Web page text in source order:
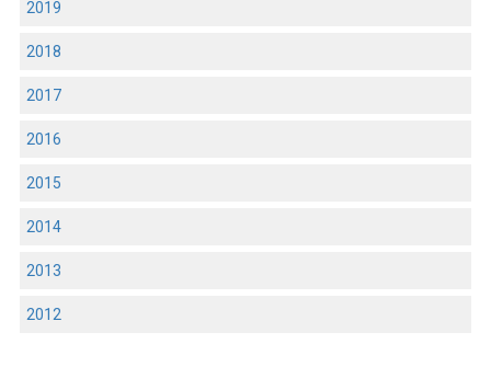
2019
2018
2017
2016
2015
2014
2013
2012